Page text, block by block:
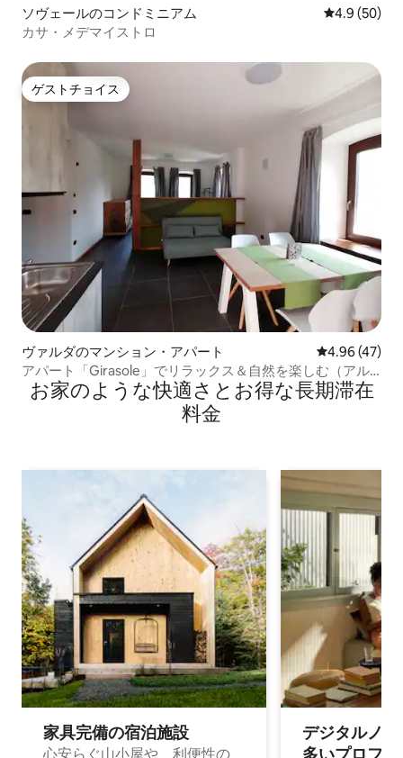
ソヴェールのコンドミニアム レビュー50
4.9 (50)
カサ・メデマイストロ
ゲストチョイス
ゲストチョイス
ヴァルダのマンション・アパート レビュー47
4.96 (47)
アパート「Girasole」でリラックス＆自然を楽しむ（アル
コニー付き）
お家のような快⁠適⁠さ⁠とお⁠得⁠な長⁠期⁠滞⁠在
料⁠金
家具完備の宿⁠泊⁠施⁠設
心安らぐ山小屋や、利便性の
デジタルノ